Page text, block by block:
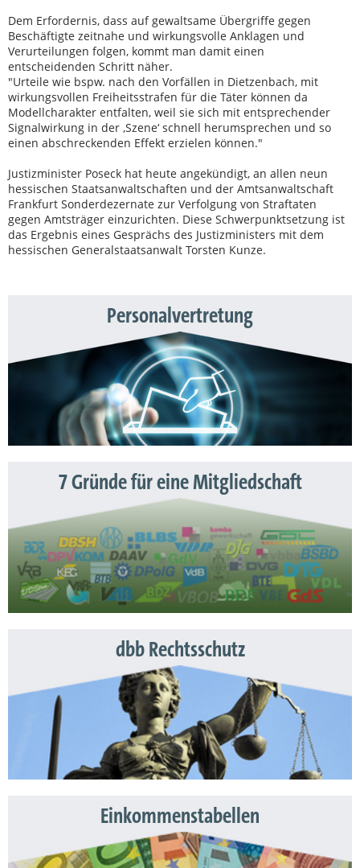
Dem Erfordernis, dass auf gewaltsame Übergriffe gegen
Beschäftigte zeitnahe und wirkungsvolle Anklagen und
Verurteilungen folgen, kommt man damit einen
entscheidenden Schritt näher.
"Urteile wie bspw. nach den Vorfällen in Dietzenbach, mit
wirkungsvollen Freiheitsstrafen für die Täter können da
Modellcharakter entfalten, weil sie sich mit entsprechender
Signalwirkung in der ‚Szene‘ schnell herumsprechen und so
einen abschreckenden Effekt erzielen können."
Justizminister Poseck hat heute angekündigt, an allen neun
hessischen Staatsanwaltschaften und der Amtsanwaltschaft
Frankfurt Sonderdezernate zur Verfolgung von Straftaten
gegen Amtsträger einzurichten. Diese Schwerpunktsetzung ist
das Ergebnis eines Gesprächs des Justizministers mit dem
hessischen Generalstaatsanwalt Torsten Kunze.
Personalvertretung
7 Gründe für eine Mitgliedschaft
dbb Rechtsschutz
Einkommenstabellen